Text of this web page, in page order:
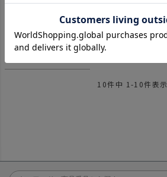
DESIGN&WORKS キャ
ンディデザイン&ワーク
ス
Burroughs コインケー
ス
¥2,640
SOLD OUT
10件中 1 -10件表示